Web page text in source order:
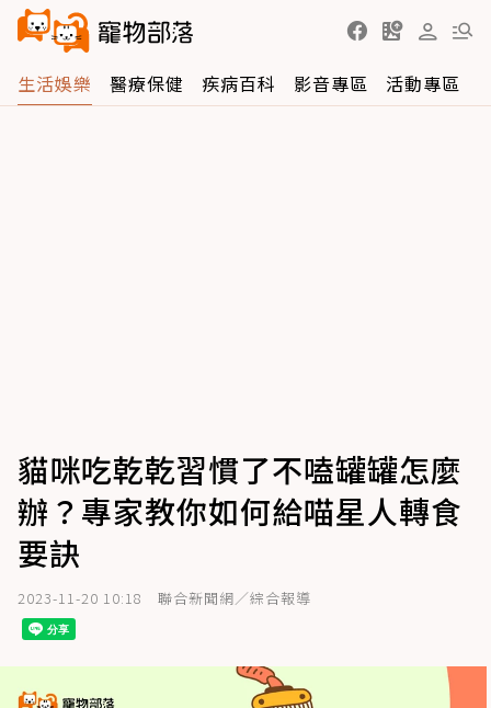
生活娛樂 醫療保健 疾病百科 影音專區 活動專區
貓咪吃乾乾習慣了不嗑罐罐怎麼
辦？專家教你如何給喵星人轉食
要訣
2023-11-20 10:18 聯合新聞網／綜合報導